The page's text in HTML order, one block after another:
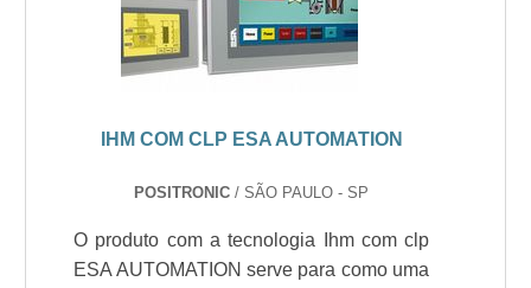
IHM COM CLP ESA AUTOMATION
POSITRONIC/ SÃO PAULO - SP
O produto com a tecnologia Ihm com clp
ESA AUTOMATION serve para como uma